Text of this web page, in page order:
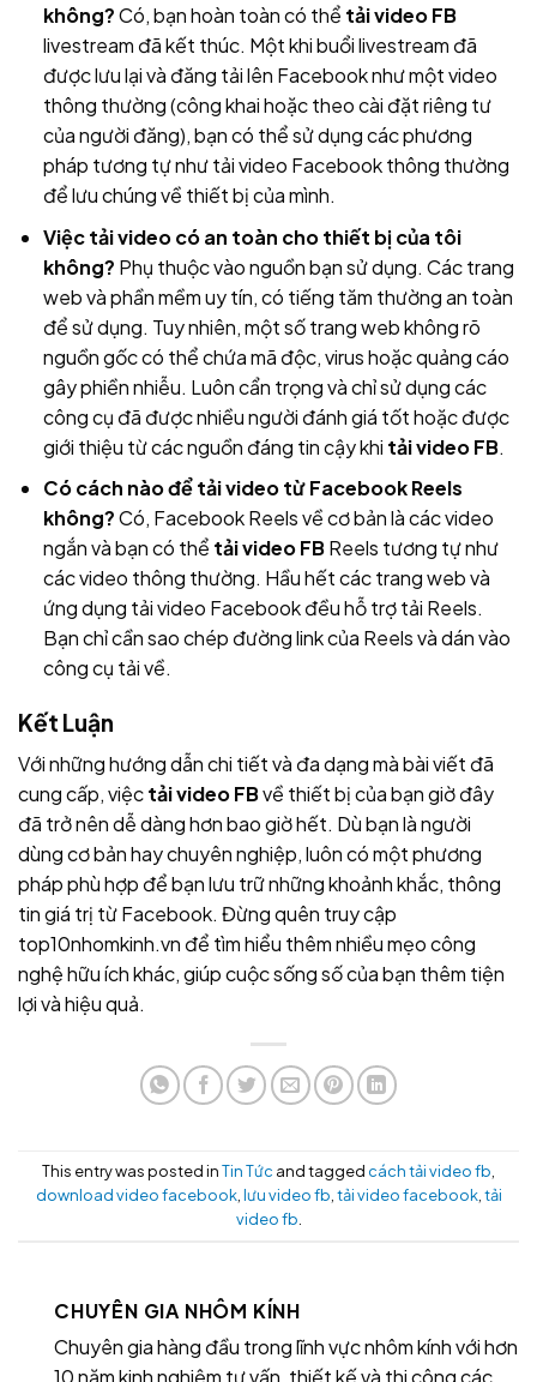
không?Có, bạn hoàn toàn có thể tải video FB
livestream đã kết thúc. Một khi buổi livestream đã
được lưu lại và đăng tải lên Facebook như một video
thông thường (công khai hoặc theo cài đặt riêng tư
của người đăng), bạn có thể sử dụng các phương
pháp tương tự như tải video Facebook thông thường
để lưu chúng về thiết bị của mình.
Việc tải video có an toàn cho thiết bị của tôi
không? Phụ thuộc vào nguồn bạn sử dụng. Các trang
web và phần mềm uy tín, có tiếng tăm thường an toàn
để sử dụng. Tuy nhiên, một số trang web không rõ
nguồn gốc có thể chứa mã độc, virus hoặc quảng cáo
gây phiền nhiễu. Luôn cẩn trọng và chỉ sử dụng các
công cụ đã được nhiều người đánh giá tốt hoặc được
giới thiệu từ các nguồn đáng tin cậy khi tải video FB.
Có cách nào để tải video từ Facebook Reels
không?Có, Facebook Reels về cơ bản là các video
ngắn và bạn có thể tải video FBReels tương tự như
các video thông thường. Hầu hết các trang web và
ứng dụng tải video Facebook đều hỗ trợ tải Reels.
Bạn chỉ cần sao chép đường link của Reels và dán vào
công cụ tải về.
Kết Luận
Với những hướng dẫn chi tiết và đa dạng mà bài viết đã
cung cấp, việctải video FBvề thiết bị của bạn giờ đây
đã trở nên dễ dàng hơn bao giờ hết. Dù bạn là người
dùng cơ bản hay chuyên nghiệp, luôn có một phương
pháp phù hợp để bạn lưu trữ những khoảnh khắc, thông
tin giá trị từ Facebook. Đừng quên truy cập
top10nhomkinh.vn để tìm hiểu thêm nhiều mẹo công
nghệ hữu ích khác, giúp cuộc sống số của bạn thêm tiện
lợi và hiệu quả.
This entry was posted inTin Tức and tagged cách tải video fb
download video facebook, lưu video fb tải video facebook, tải
video fb
CHUYÊN GIA NHÔM KÍNH
Chuyên gia hàng đầu trong lĩnh vực nhôm kính với hơn
10 năm kinh nghiệm tư vấn, thiết kế và thi công các